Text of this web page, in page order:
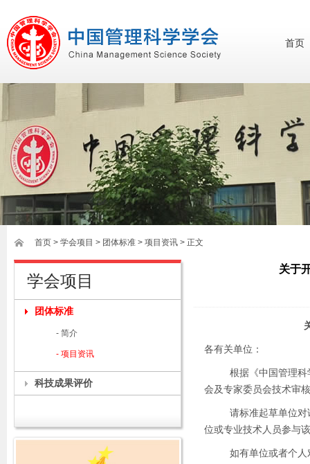
首页
首页 > 学会项目 > 团体标准 > 项目资讯 > 正文
学会项目
团体标准
- 简介
- 项目资讯
科技成果评价
关于
各有关单位：
根据《中国管理
会及专家委员会技术审
请标准起草单位
位或专业技术人员参与
如有单位或者个